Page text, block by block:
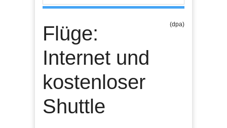
Flüge:
Internet und
kostenloser
Shuttle
(dpa)